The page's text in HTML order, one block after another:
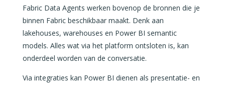
Fabric Data Agents werken bovenop de bronnen die je
binnen Fabric beschikbaar maakt. Denk aan
lakehouses, warehouses en Power BI semantic
models. Alles wat via het platform ontsloten is, kan
onderdeel worden van de conversatie.
Via integraties kan Power BI dienen als presentatie- en